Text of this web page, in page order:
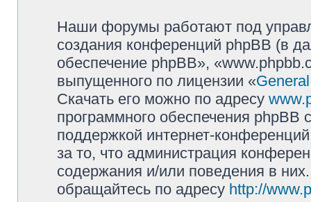
Наши форумы работают под
создания конференций phpBB (в
обеспечение phpBB»,
выпущенного по лицензии «
Скачать его можно по адресу
программного обеспечения phpBB
поддержкой интернет-
за то, что администрация
содержания и/или поведения в
обращайтесь по адресу http://